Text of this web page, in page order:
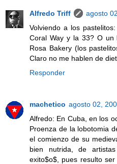
Alfredo Triff
agosto
Volviendo a los
Coral Way y la 33? O un
Rosa Bakery (los
Claro no me hablen de
Responder
machetico agosto 02,
Alfredo: En Cuba, en los
Proenza de la lobotomia
el comienzo de su
bien nutrida, de
exito$o$, pues resulto